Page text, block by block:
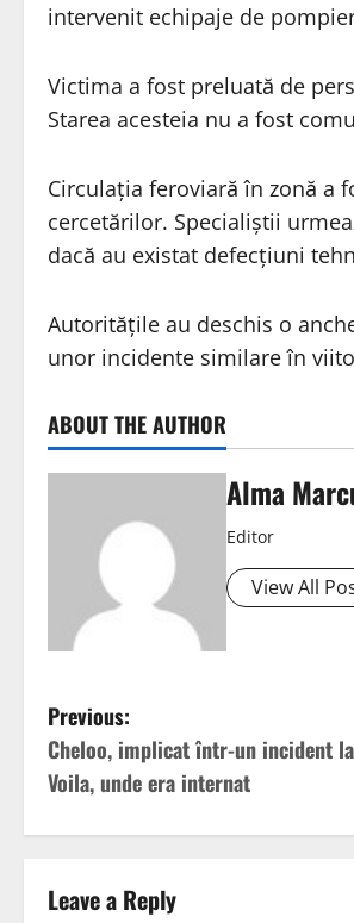
intervenit echipaje de
Victima a fost preluată de
Starea acesteia nu a fost
Circulația feroviară în zonă a
cercetărilor. Specialiștii
dacă au existat defecțiuni
Autoritățile au deschis o
unor incidente similare în
ABOUT THE AUTHOR
Alma
Editor
View All
Previous:
Cheloo, implicat într-un incident
Voila, unde era internat
Leave a Reply